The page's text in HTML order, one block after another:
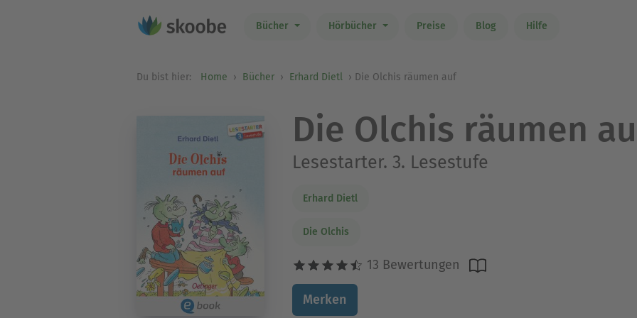
Bücher Hörbücher Preise Blog Hilfe
Du bist hier: Home Bücher Erhard Dietl Die Olchis räumen auf
Die Olchis räumen
Lesestarter. 3. Lesestufe
Erhard Dietl
Die Olchis
13 Bewertungen
Merken